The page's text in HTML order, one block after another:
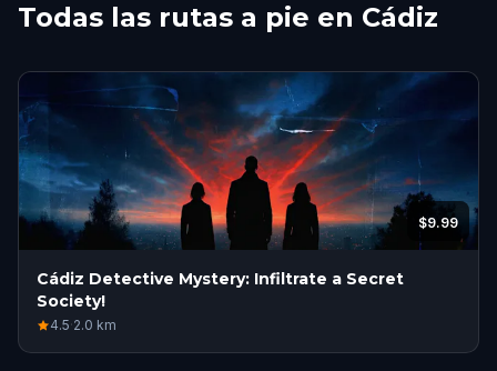
Todas las rutas a pie en Cádiz
$9.99
Cádiz Detective Mystery: Infiltrate a Secret
Society!
4.5·2.0 km